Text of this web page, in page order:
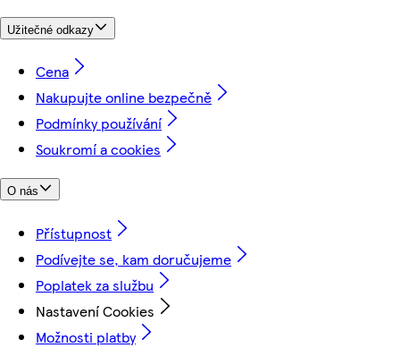
Užitečné odkazy
Cena
Nakupujte online bezpečně
Podmínky používání
Soukromí a cookies
O nás
Přístupnost
Podívejte se, kam doručujeme
Poplatek za službu
Nastavení Cookies
Možnosti platby